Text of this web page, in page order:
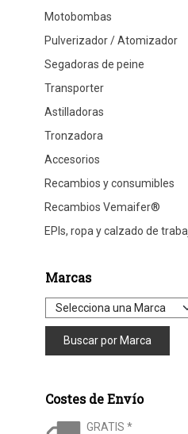
Motobombas
Pulverizador / Atomizador
Segadoras de peine
Transporter
Astilladoras
Tronzadora
Accesorios
Recambios y consumibles
Recambios Vemaifer®
EPIs, ropa y calzado de
Marcas
Costes de Envío
GRATIS *